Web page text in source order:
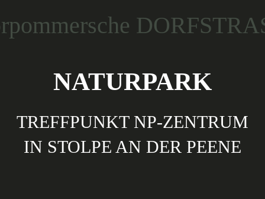
NATURPARK
TREFFPUNKT NP-ZENTRUM
IN STOLPE AN DER PEENE